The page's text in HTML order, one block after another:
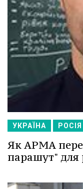
УКРАЇНА РОСІЯ
Як АРМА
парашут" для